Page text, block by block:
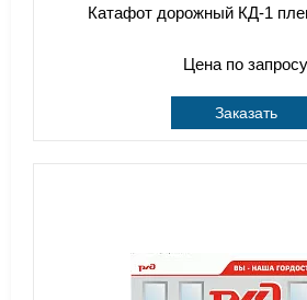
Катафот дорожный КД-1
Цена по запросу
Заказать